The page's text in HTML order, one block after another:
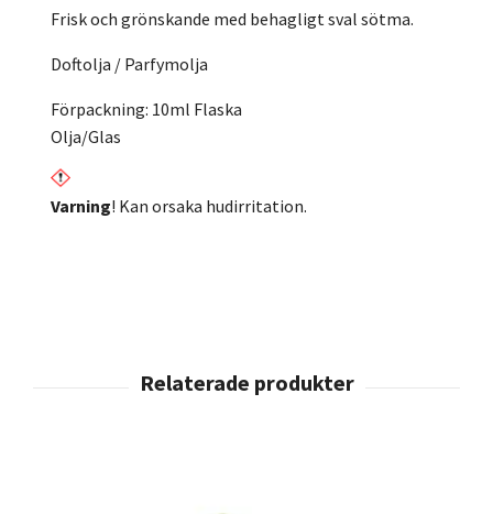
Frisk och grönskande med behagligt sval sötma.
Doftolja / Parfymolja
Förpackning: 10ml Flaska
Olja/Glas
Varning! Kan orsaka hudirritation.